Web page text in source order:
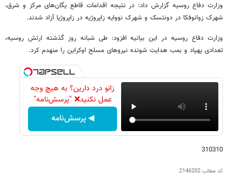
وزارت دفاع روسیه گزارش داد: در نتیجه اقدامات قاطع یگان‌های مرکز و شرق،
شهرک زوانوفکا در دونتسک و شهرک نووایه زاپروژیه در زاپروژیا آزاد شدند.
وزارت دفاع روسیه در این بیانیه افزود: طی شبانه روز گذشته ارتش روسیه،
تعدادی پهپاد و بمب هدایت شونده نیروهای مسلح اوکراین را منهدم کرد.
زانو درد دارین؟ به هیچ وجه
عمل نکنید❌ "پرسش‌نامه"
◀ پرسش‌نامه
310310
کد مطلب2146202